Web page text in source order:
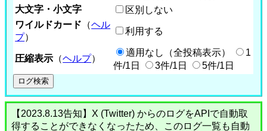
大文字・小文字
区別しない
ワイルドカード （ヘル
プ）
利用する
圧縮表示 （ヘルプ）
適用なし（全投稿表示）
1
件/1日
3件/1日 5件/1日
【2023.8.13告知】X (Twitter) からのログをAPIで自動取
得することができなくなったため、このログ一覧も自動